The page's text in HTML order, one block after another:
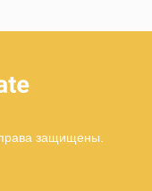
защищены.